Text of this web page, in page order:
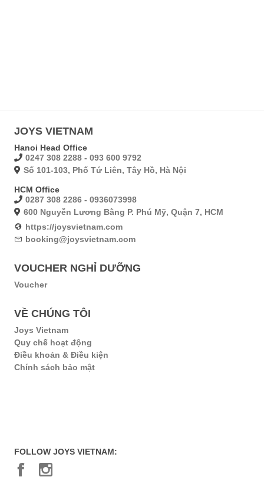
JOYS VIETNAM
Hanoi Head Office
0247 308 2288 - 093 600 9792
Số 101-103, Phố Tứ Liên, Tây Hồ, Hà Nội
HCM Office
0287 308 2286 - 0936073998
600 Nguyễn Lương Bằng P. Phú Mỹ, Quận 7, HCM
https://joysvietnam.com
booking@joysvietnam.com
VOUCHER NGHỈ DƯỠNG
Voucher
VỀ CHÚNG TÔI
Joys Vietnam
Quy chế hoạt động
Điều khoản & Điều kiện
Chính sách bảo mật
FOLLOW JOYS VIETNAM: